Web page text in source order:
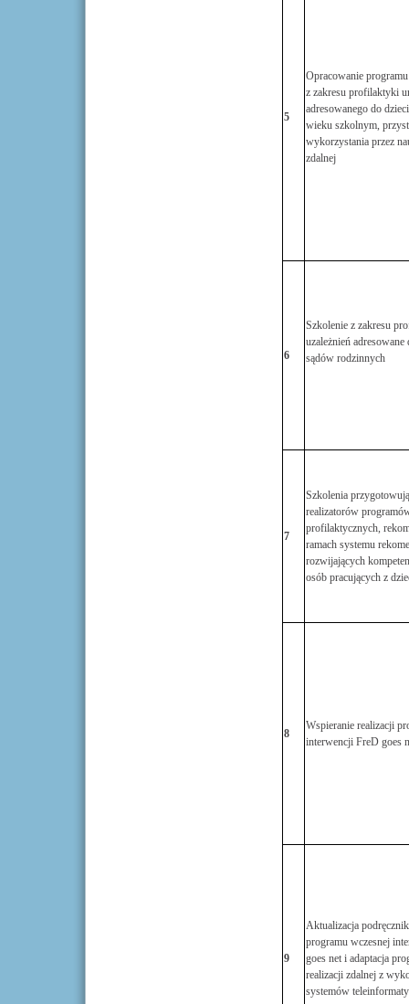
5
Opracowanie
z zakresu profilaktyki
adresowanego do
wieku szkolnym,
wykorzystania przez
zdalnej
6
Szkolenie z zakresu
uzależnień
sądów rodzinnych
7
Szkolenia
realizatorów
profilaktycznych,
ramach systemu
rozwijających
osób pracujących z
8
Wspieranie realizacji
interwencji FreD goes
9
Aktualizacja
programu wczesnej
goes net i adaptacja
realizacji zdalnej z
systemów